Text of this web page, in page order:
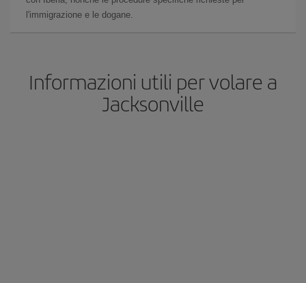
l'immigrazione e le dogane.
Informazioni utili per volare a
Jacksonville